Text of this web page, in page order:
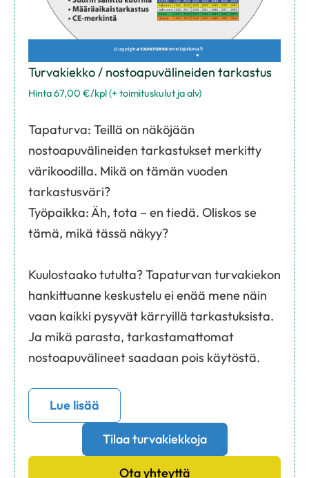
Turvakiekko / nostoapuvälineiden tarkastus
Hinta 67,00 €/kpl (+ toimituskulut ja alv)
Tapaturva: Teillä on näköjään
nostoapuvälineiden tarkastukset merkitty
värikoodilla. Mikä on tämän vuoden
tarkastusväri?
Työpaikka: Äh, tota – en tiedä. Oliskos se
tämä, mikä tässä näkyy?
Kuulostaako tutulta? Tapaturvan turvakiekon
hankittuanne keskustelu ei enää mene näin
vaan kaikki pysyvät kärryillä tarkastuksista.
Ja mikä parasta, tarkastamattomat
nostoapuvälineet saadaan pois käytöstä.
Lue lisää
Tilaa turvakiekkoja
Ota yhteyttä